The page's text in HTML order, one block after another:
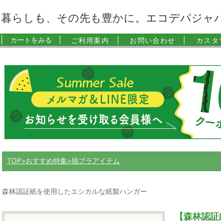
暮らしも、その先も豊かに。エコデパジャ
カートをみる | ご利用案内 | お問い合わせ | カス
TOP おすすめ特集 脱プラアイテム
森林認証紙を使用したエシカルな紙製ハンガー
【森林認